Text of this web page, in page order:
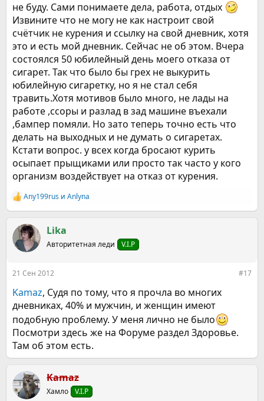
не буду. Сами понимаете дела, работа, отдых
Извините что не могу не как настроит свой
счётчик не курения и ссылку на свой дневник, хотя
это и есть мой дневник. Сейчас не об этом. Вчера
состоялся 50 юбилейный день моего отказа от
сигарет. Так что было бы грех не выкурить
юбилейную сигаретку, но я не стал себя
травить.Хотя мотивов было много, не лады на
работе ,ссоры и разлад в зад машине въехали
,бампер помяли. Но зато теперь точно есть что
делать на выходных и не думать о сигаретах.
Кстати вопрос. у всех когда бросают курить
осыпает прыщиками или просто так часто у кого
организм воздействует на отказ от курения.
Р
е
к
ц
и
Any199rus и Anlyna
Lika
Авторитетная леди V.I.P
21 Сен 2012 #17
Kamaz, Судя по тому, что я прочла во многих
дневниках, 40% и мужчин, и женщин имеют
подобную проблему. У меня лично не было
Посмотри здесь же на Форуме раздел Здоровье.
Там об этом есть.
Kamaz
Хамло V.I.P